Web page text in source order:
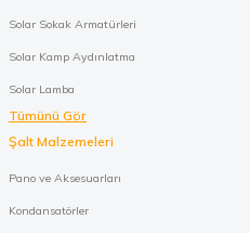
Solar Sokak Armatürleri
Solar Kamp Aydınlatma
Solar Lamba
Tümünü Gör
Şalt Malzemeleri
Pano ve Aksesuarları
Kondansatörler